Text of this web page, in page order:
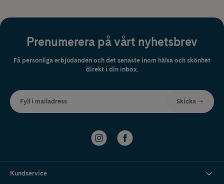
Prenumerera på vårt nyhetsbrev
Få personliga erbjudanden och det senaste inom hälsa och skönhet
direkt i din inbox.
Fyll i mailadress Skicka
Kundservice